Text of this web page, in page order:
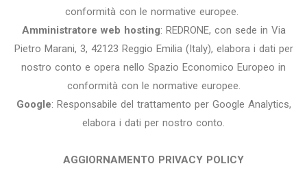
conformità con le normative europee.
Amministratore web hosting: REDRONE, con sede in Via
Pietro Marani, 3, 42123 Reggio Emilia (Italy), elabora i dati per
nostro conto e opera nello Spazio Economico Europeo in
conformità con le normative europee.
Google: Responsabile del trattamento per Google Analytics,
elabora i dati per nostro conto.
AGGIORNAMENTO PRIVACY POLICY